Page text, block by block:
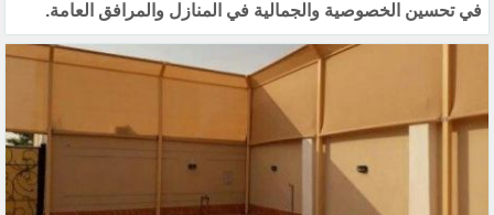
في تحسين الخصوصية والجمالية في المنازل والمرافق العامة.